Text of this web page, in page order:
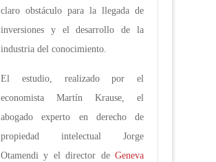
claro obstáculo para la llegada de
inversiones y el desarrollo de la
industria del conocimiento.
El estudio, realizado por el
economista Martín Krause, el
abogado experto en derecho de
propiedad intelectual Jorge
Otamendi y el director de Geneva